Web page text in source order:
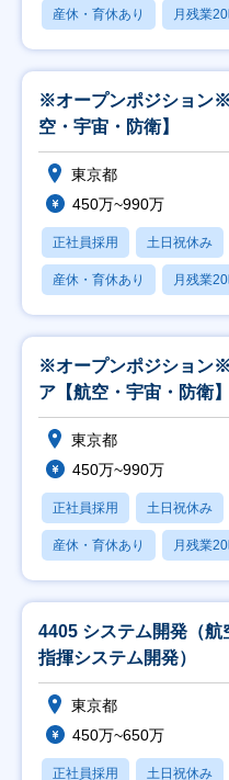
産休・育休あり 月残業
※オープンポジション
空・宇宙・防衛】
東京都
450万~990万
正社員採用 土日祝休み
産休・育休あり 月残業
※オープンポジション
ア【航空・宇宙・防衛】
東京都
450万~990万
正社員採用 土日祝休み
産休・育休あり 月残業
4405 システム開発（
指揮システム開発）
東京都
450万~650万
正社員採用 土日祝休み